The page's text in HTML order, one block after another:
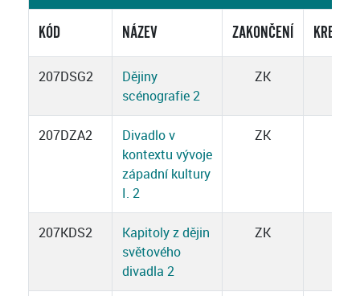
KÓD NÁZEV ZAKONČENÍ KREDITY
207DSG2
Dějiny
scénografie 2
ZK
207DZA2
Divadlo v
kontextu vývoje
západní kultury
I. 2
ZK
207KDS2
Kapitoly z dějin
světového
divadla 2
ZK